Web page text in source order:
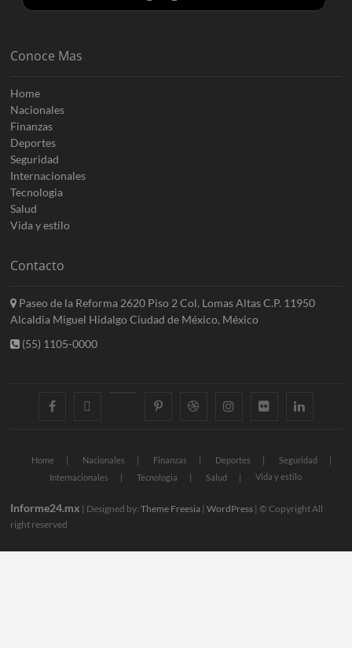
Conoce Mas
Home
Nacionales
Finanzas
Deportes
Seguridad
Internacionales
Tecnologia
Salud
Vida y estilo
Contacto
Paseo de la Reforma 2620 Piso 2 Col. Lomas Altas C.P. 11950
Alcaldia Miguel Hidalgo Ciudad de México, México
(55) 1105-0000
facebook googlepluspinterestdribbble instagramflickr linkedin
Home Nacionales Finanzas Deportes
Seguridad
Internacionales
Tecnologia Salud Vida y estilo
Informe24.mx | Designed by:Theme Freesia |WordPress | © Copyright All
right reserved